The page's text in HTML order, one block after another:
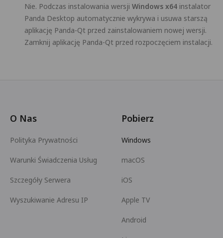
Nie. Podczas instalowania wersji Windows x64 instalator
Panda Desktop automatycznie wykrywa i usuwa starszą
aplikację Panda-Qt przed zainstalowaniem nowej wersji.
Zamknij aplikację Panda-Qt przed rozpoczęciem instalacji.
O Nas
Polityka Prywatności
Warunki Świadczenia Usług
Szczegóły Serwera
Wyszukiwanie Adresu IP
Pobierz
Windows
macOS
iOS
Apple TV
Android